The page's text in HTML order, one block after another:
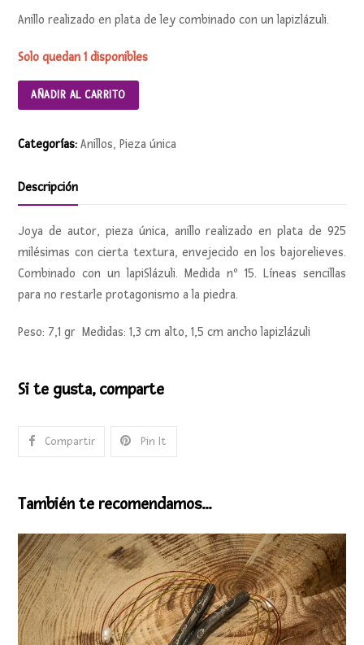
Anillo realizado en plata de ley combinado con un lapizlázuli.
Solo quedan 1 disponibles
AÑADIR AL CARRITO
Categorías: Anillos,Pieza única
Descripción
Joya de autor, pieza única, anillo realizado en plata de 925
milésimas con cierta textura, envejecido en los bajorelieves.
Combinado con un lapiSlázuli. Medida nº 15. Líneas sencillas
para no restarle protagonismo a la piedra.
Peso: 7,1 gr Medidas: 1,3 cm alto, 1,5 cm ancho lapizlázuli
Si te gusta, comparte
Compartir Pin It
También te recomendamos…